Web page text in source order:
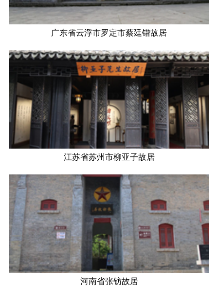
广东省云浮市罗定市蔡廷锴故居
江苏省苏州市柳亚子故居
河南省张钫故居